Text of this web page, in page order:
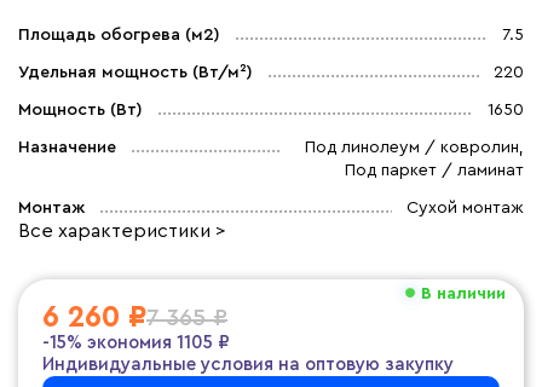
Площадь обогрева (м2) 7.5
Удельная мощность (Вт/м²) 220
Мощность (Вт) 1650
Назначение
Под линолеум / ковролин,
Под паркет / ламинат
Монтаж Сухой монтаж
Все характеристики >
В наличии
6 260 ₽7 365 ₽
-15% экономия 1105 ₽
Индивидуальные условия на оптовую закупку